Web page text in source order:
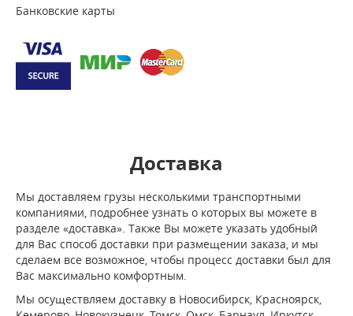
Банковские карты
Доставка
Мы доставляем грузы несколькими транспортными
компаниями, подробнее узнать о которых вы можете в
разделе «доставка». Также Вы можете указать удобный
для Вас способ доставки при размещении заказа, и мы
сделаем все возможное, чтобы процесс доставки был для
Вас максимально комфортным.
Мы осуществляем доставку в Новосибирск, Красноярск,